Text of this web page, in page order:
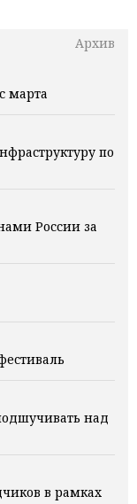
Архив
марта
по
России за
над
в рамках